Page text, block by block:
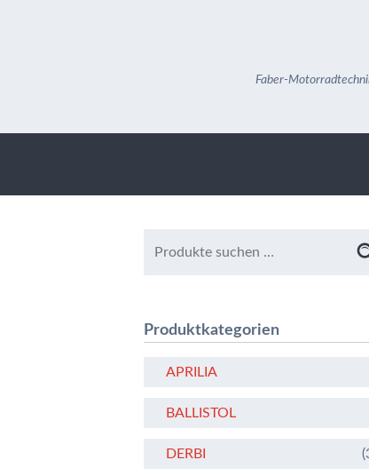
Faber-
Produktkategorien
APRILIA
BALLISTOL
DERBI